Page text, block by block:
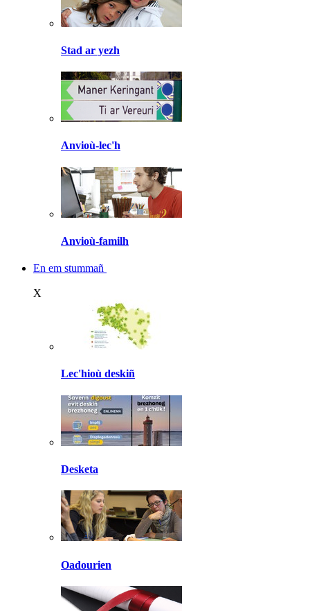
Stad ar yezh
Anvioù-lec'h
Anvioù-familh
En em stummañ
X
Lec'hioù deskiñ
Desketa
Oadourien